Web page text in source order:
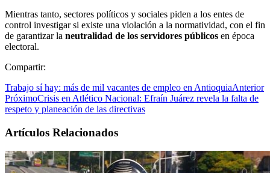
Mientras tanto, sectores políticos y sociales piden a los entes de
control investigar si existe una violación a la normatividad, con el fin
de garantizar la neutralidad de los servidores públicos en época
electoral.
Compartir:
Trabajo sí hay: más de mil vacantes de empleo en AntioquiaAnterior
PróximoCrisis en Atlético Nacional: Efraín Juárez revela la falta de
respeto y planeación de las directivas
Artículos Relacionados